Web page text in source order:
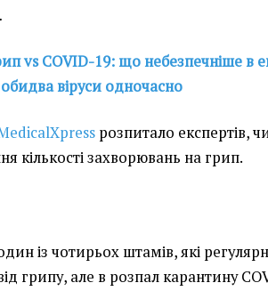
vs COVID-19: що небезпечніше в
віруси одночасно
розпитало експертів,
кількості захворювань на грип.
із чотирьох штамів, які
грипу, але в розпал карантину